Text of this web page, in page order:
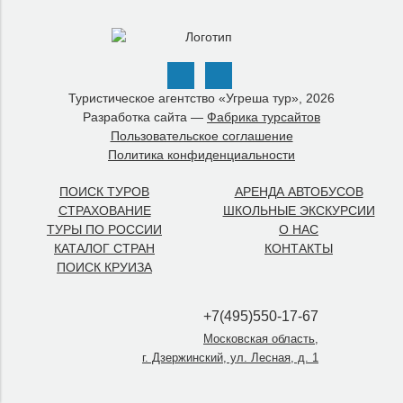
Туристическое агентство «Угреша тур», 2026
Разработка сайта — Фабрика турсайтов
Пользовательское соглашение
Политика конфиденциальности
ПОИСК ТУРОВ
СТРАХОВАНИЕ
ТУРЫ ПО РОССИИ
КАТАЛОГ СТРАН
ПОИСК КРУИЗА
АРЕНДА АВТОБУСОВ
ШКОЛЬНЫЕ ЭКСКУРСИИ
О НАС
КОНТАКТЫ
+7(495)550-17-67
Московская область,
г. Дзержинский, ул. Лесная, д. 1